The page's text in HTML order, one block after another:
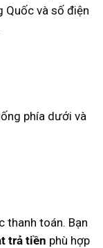
Quốc và số điện
phía dưới và
thanh toán. Bạn
trả tiền phù hợp